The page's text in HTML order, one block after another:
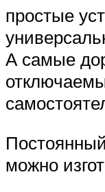
простые
А самые
можно